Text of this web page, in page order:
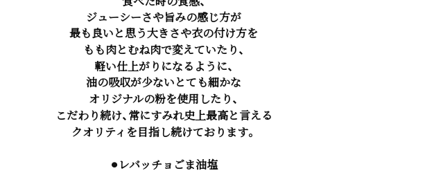
ジューシーさや旨みの感じ方が
最も良いと思う大きさや衣の付け方を
もも肉とむね肉で変えていたり、
軽い仕上がりになるように、
油の吸収が少ないとても細かな
オリジナルの粉を使用したり、
こだわり続け、常にすみれ史上最高と言える
クオリティを目指し続けております。
⚫︎レバッチョごま油塩